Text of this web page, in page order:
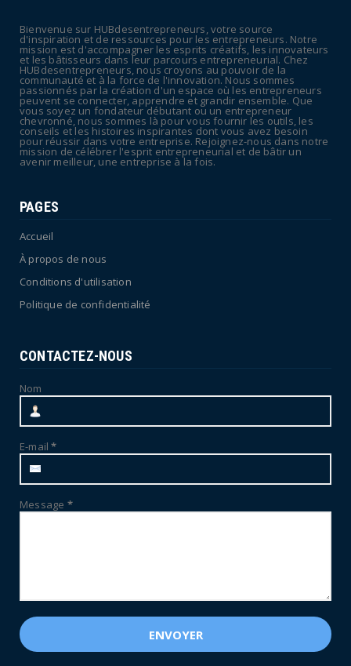
July 08, 2026
POLITIQUE
Canicule : sept départements du Sud placés
en vigilance oran...
July 04, 2026
Bienvenue sur HUBdesentrepreneurs, votre source
d'inspiration et de ressources pour les entrepreneurs. Notre
mission est d'accompagner les esprits créatifs, les innovateurs
et les bâtisseurs dans leur parcours entrepreneurial. Chez
HUBdesentrepreneurs, nous croyons au pouvoir de la
communauté et à la force de l'innovation. Nous sommes
passionnés par la création d'un espace où les entrepreneurs
peuvent se connecter, apprendre et grandir ensemble. Que
vous soyez un fondateur débutant ou un entrepreneur
chevronné, nous sommes là pour vous fournir les outils, les
conseils et les histoires inspirantes dont vous avez besoin
pour réussir dans votre entreprise. Rejoignez-nous dans notre
mission de célébrer l'esprit entrepreneurial et de bâtir un
avenir meilleur, une entreprise à la fois.
PAGES
Accueil
À propos de nous
Conditions d'utilisation
Politique de confidentialité
CONTACTEZ-NOUS
Nom
E-mail*
Message *